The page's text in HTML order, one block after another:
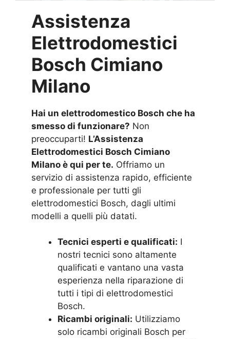
Assistenza
Elettrodomestici
Bosch Cimiano
Milano
Hai un elettrodomestico Bosch che ha
smesso di funzionare? Non
preoccuparti! L’Assistenza
Elettrodomestici Bosch Cimiano
Milano è qui per te. Offriamo un
servizio di assistenza rapido, efficiente
e professionale per tutti gli
elettrodomestici Bosch, dagli ultimi
modelli a quelli più datati.
Tecnici esperti e qualificati: I
nostri tecnici sono altamente
qualificati e vantano una vasta
esperienza nella riparazione di
tutti i tipi di elettrodomestici
Bosch.
Ricambi originali: Utilizziamo
solo ricambi originali Bosch per